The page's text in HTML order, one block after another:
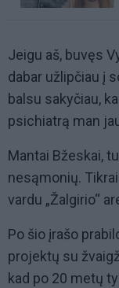
Jeigu aš, buvęs
dabar užlipčiau į
balsu sakyčiau,
psichiatrą man
Mantai Bžeskai,
nesąmonių.
vardu „Žalgirio“
Po šio įrašo
projektų su
kad po 20 metų